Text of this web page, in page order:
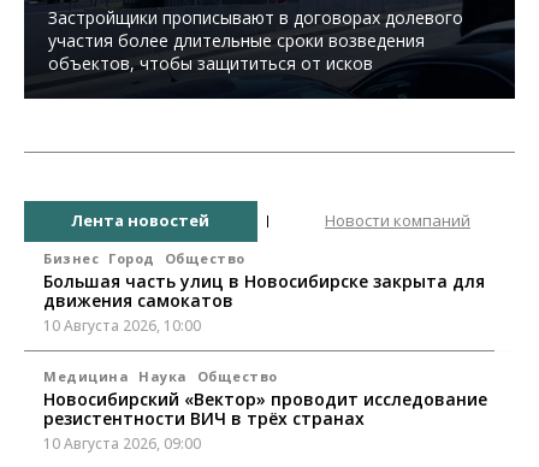
Застройщики прописывают в договорах долевого
участия более длительные сроки возведения
объектов, чтобы защититься от исков
Лента новостей Новости компаний
Бизнес Город Общество
Большая часть улиц в Новосибирске закрыта для
движения самокатов
10 Августа 2026, 10:00
Медицина Наука Общество
Новосибирский «Вектор» проводит исследование
резистентности ВИЧ в трёх странах
10 Августа 2026, 09:00